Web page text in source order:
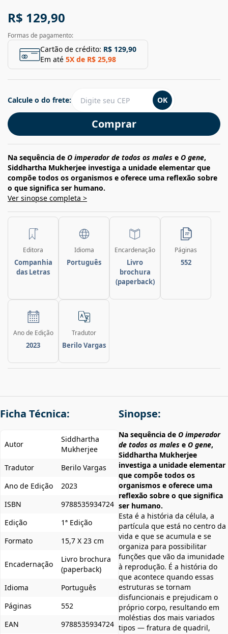
R$ 129,90
Formas de pagamento:
Cartão de crédito: R$ 129,90
Em até 5X de R$ 25,98
Comprar
Calcule o do frete: OK
Na sequência de O imperador de todos os males e O gene,
Siddhartha Mukherjee investiga a unidade elementar que
compõe todos os organismos e oferece uma reflexão sobre
o que significa ser humano.
Ver sinopse completa >
Editora
Companhia
das Letras
Idioma
Português
Encardenação
Livro
brochura
(paperback)
Páginas
552
Ano de Edição
2023
Tradutor
Berilo Vargas
Ficha Técnica:
Autor
Siddhartha
Mukherjee
Tradutor
Berilo Vargas
Ano de Edição
2023
ISBN
9788535934724
Edição
1ª Edição
Formato
15,7 X 23 cm
Encadernação
Livro brochura
(paperback)
Idioma
Português
Páginas
552
EAN
9788535934724
Sinopse:
Na sequência de O imperador
de todos os males e O gene,
Siddhartha Mukherjee
investiga a unidade elementar
que compõe todos os
organismos e oferece uma
reflexão sobre o que significa
ser humano.
Esta é a história da célula, a
partícula que está no centro da
vida e que se acumula e se
organiza para possibilitar
funções que vão da imunidade
à reprodução. É a história do
que acontece quando essas
estruturas se tornam
disfuncionais e prejudicam o
próprio corpo, resultando em
moléstias dos mais variados
tipos — fratura de quadril,